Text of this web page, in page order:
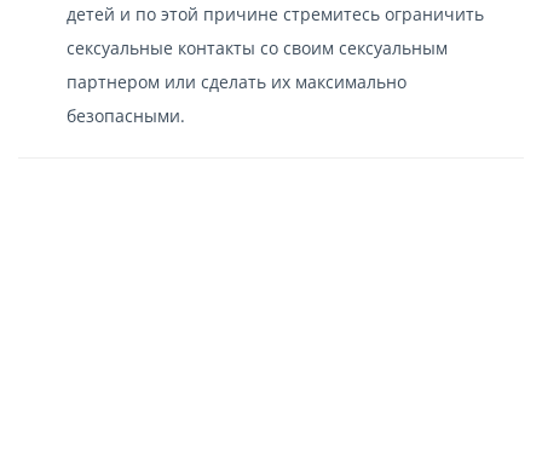
детей и по этой причине стремитесь ограничить
сексуальные контакты со своим сексуальным
партнером или сделать их максимально
безопасными.